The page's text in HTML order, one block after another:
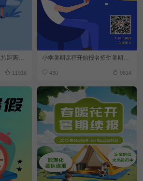
11916 430 9614